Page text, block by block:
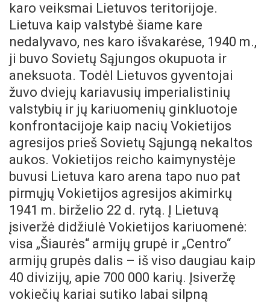
karo veiksmai Lietuvos teritorijoje.
Lietuva kaip valstybė šiame kare
nedalyvavo, nes karo išvakarėse, 1940 m.,
ji buvo Sovietų Sąjungos okupuota ir
aneksuota. Todėl Lietuvos gyventojai
žuvo dviejų kariavusių imperialistinių
valstybių ir jų kariuomenių ginkluotoje
konfrontacijoje kaip nacių Vokietijos
agresijos prieš Sovietų Sąjungą nekaltos
aukos. Vokietijos reicho kaimynystėje
buvusi Lietuva karo arena tapo nuo pat
pirmųjų Vokietijos agresijos akimirkų
1941 m. birželio 22 d. rytą. Į Lietuvą
įsiveržė didžiulė Vokietijos kariuomenė:
visa „Šiaurės“ armijų grupė ir „Centro“
armijų grupės dalis – iš viso daugiau kaip
40 divizijų, apie 700 000 karių. Įsiveržę
vokiečių kariai sutiko labai silpną